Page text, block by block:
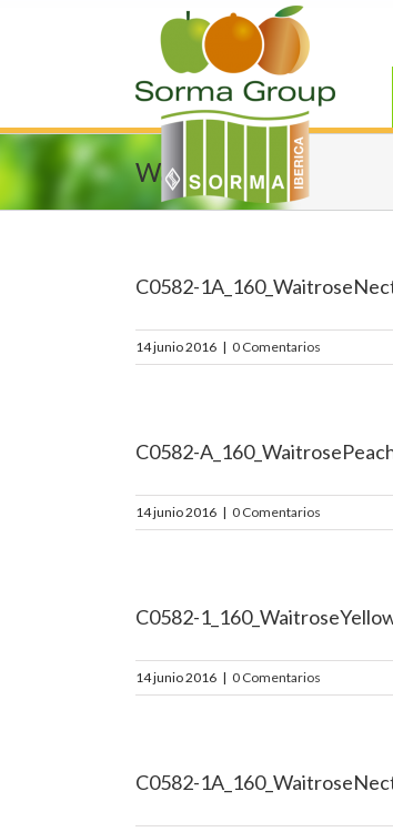
Waitrose
C0582-
14 junio 2016 | 0 Comentarios
C0582-
14 junio 2016 | 0 Comentarios
C0582-
14 junio 2016 | 0 Comentarios
C0582-